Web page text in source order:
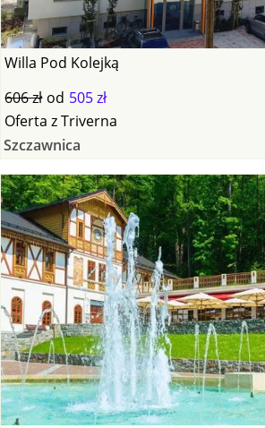
Willa Pod Kolejką
606 zł od 505 zł
Oferta zTriverna
Szczawnica